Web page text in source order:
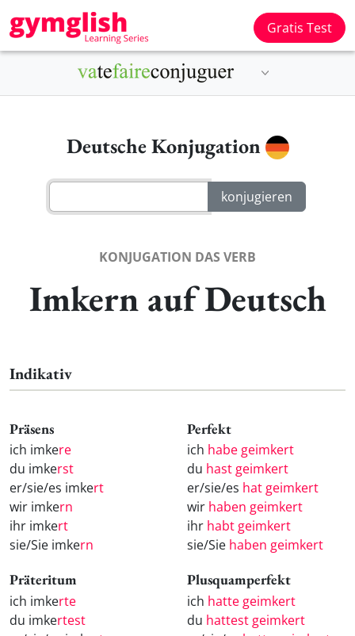
Gratis Test
Deutsche Konjugation
KONJUGATION DAS VERB
Imkern auf Deutsch
Indikativ
Präsens
ich imkere
du imkerst
er/sie/es imkert
wir imkern
ihr imkert
sie/Sie imkern
Perfekt
ich habe geimkert
du hast geimkert
er/sie/es hat geimkert
wir haben geimkert
ihr habt geimkert
sie/Sie haben geimkert
Präteritum
ich imkerte
du imkertest
Plusquamperfekt
ich hatte geimkert
du hattest geimkert